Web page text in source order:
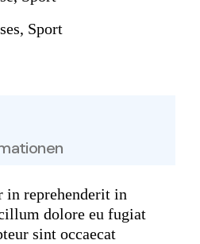
, Sport
in reprehenderit in
dolore eu fugiat
sint occaecat